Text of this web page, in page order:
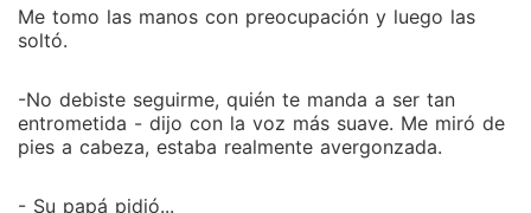
Me tomo las manos con preocupación y luego las
soltó.
-No debiste seguirme, quién te manda a ser tan
entrometida - dijo con la voz más suave. Me miró de
pies a cabeza, estaba realmente avergonzada.
- Su papá pidió...